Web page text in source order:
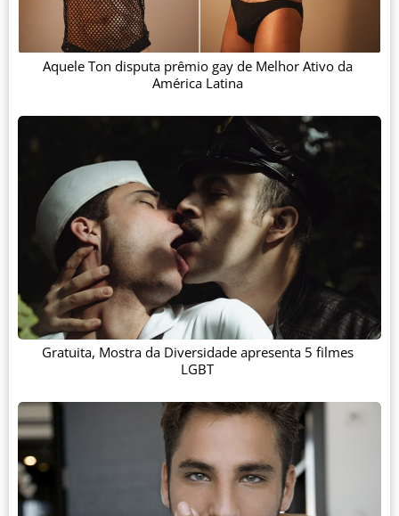
Aquele Ton disputa prêmio gay de Melhor Ativo da
América Latina
Gratuita, Mostra da Diversidade apresenta 5 filmes
LGBT